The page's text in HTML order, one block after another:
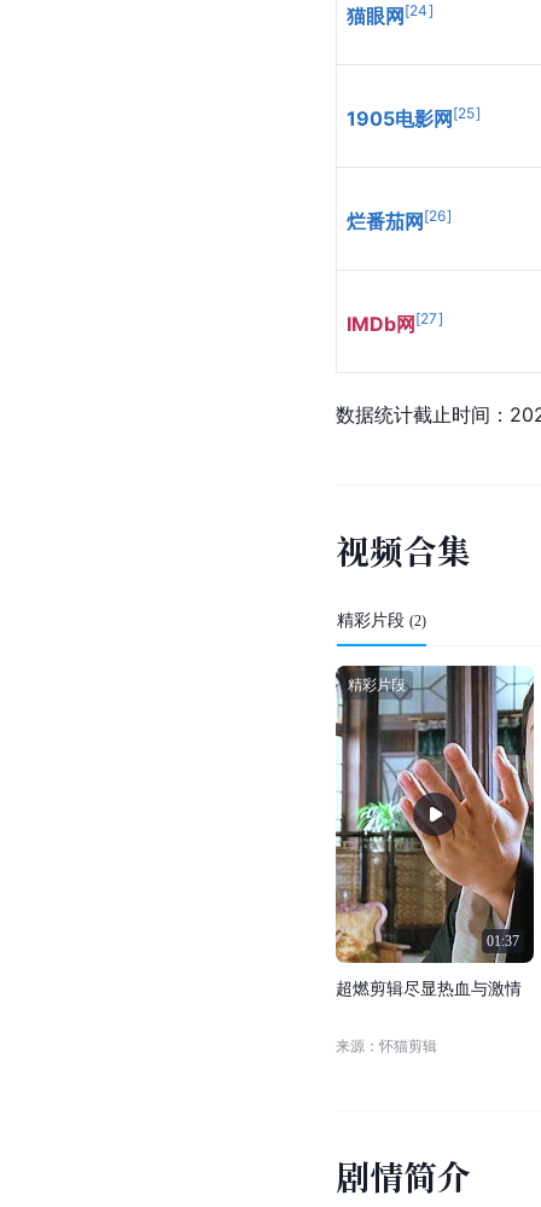
猫眼网 [24]
1905电影网 [25]
烂番茄网 [26]
IMDb网 [27]
数据统计截止时间：
视频合集
精彩片段 (2)
01:37
精彩片段
超燃剪辑尽显热血与激情
来源：怀猫剪辑
剧情简介